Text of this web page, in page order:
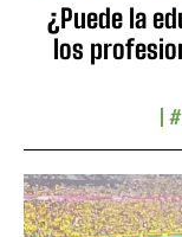
¿Puede la
los